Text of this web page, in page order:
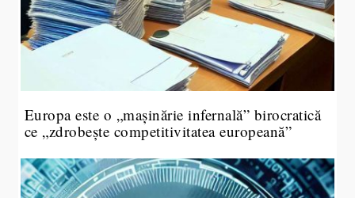
Europa este o „mașinărie infernală” birocratică
ce „zdrobește competitivitatea europeană”